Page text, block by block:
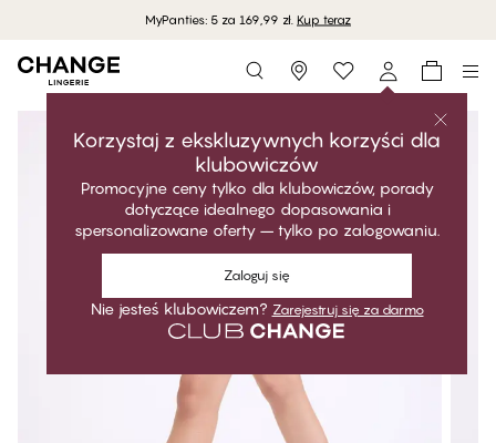
MyPanties: 5 za 169,99 zł. Kup teraz
Storefinder
Korzystaj z ekskluzywnych korzyści dla
klubowiczów
Promocyjne ceny tylko dla klubowiczów, porady
dotyczące idealnego dopasowania i
spersonalizowane oferty – tylko po zalogowaniu.
Zaloguj się
Nie jesteś klubowiczem? Zarejestruj się za darmo